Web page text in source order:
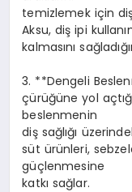
temizlemek için
Aksu, diş ipi
kalmasını
3. **Dengeli
çürüğüne yol
beslenmenin
diş sağlığı
süt ürünleri,
güçlenmesine
katkı sağlar.